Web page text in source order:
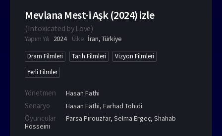
Mevlana Mest-i Aşk (2024) izle
(Intoxicated by Love)
Yapım Yılı 2024 Ülke İran,Türkiye
Dram Filmleri Tarih Filmleri
Vizyon Filmleri
Yerli Filmler
Yönetmen Hasan Fathi
Senaryo Hasan Fathi, Farhad Tohidi
Oyuncular Parsa Pirouzfar, Selma Ergeç, Shahab
Hosseini